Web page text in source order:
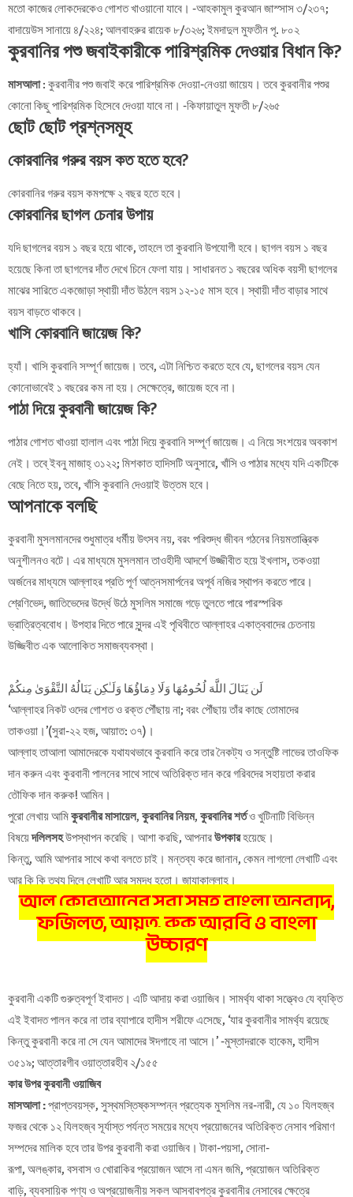
মতো কাজের লোকদেরকেও গোশত খাওয়ানো যাবে। -আহকামুল কুরআন জাস্সাস ৩/২৩৭;
বাদায়েউস সানায়ে ৪/২২৪; আলবাহরুর রায়েক ৮/৩২৬; ইমদাদুল মুফতীন পৃ. ৮০২
কুরবানির পশু জবাইকারীকে পারিশ্রমিক দেওয়ার বিধান কি?
মাসআলা: কুরবানীর পশু জবাই করে পারিশ্রমিক দেওয়া-নেওয়া জায়েয। তবে কুরবানীর পশুর
কোনো কিছু পারিশ্রমিক হিসেবে দেওয়া যাবে না। -কিফায়াতুল মুফতী ৮/২৬৫
ছোট ছোট প্রশ্নসমূহ
কোরবানির গরুর বয়স কত হতে হবে?
কোরবানির গরুর বয়স কমপক্ষে ২ বছর হতে হবে।
কোরবানির ছাগল চেনার উপায়
যদি ছাগলের বয়স ১ বছর হয়ে থাকে, তাহলে তা কুরবানি উপযোগী হবে। ছাগল বয়স ১ বছর
হয়েছে কিনা তা ছাগলের দাঁত দেখে চিনে ফেলা যায়। সাধারনত ১ বছরের অধিক বয়সী ছাগলের
মাঝের সারিতে একজোড়া স্থায়ী দাঁত উঠলে বয়স ১২-১৫ মাস হবে। স্থায়ী দাঁত বাড়ার সাথে
বয়স বাড়তে থাকবে।
খাসি কোরবানি জায়েজ কি?
হ্যাঁ। খাসি কুরবানি সম্পূর্ণ জায়েজ। তবে, এটা নিশ্চিত করতে হবে যে, ছাগলের বয়স যেন
কোনোভাবেই ১ বছরের কম না হয়। সেক্ষেত্রে, জায়েজ হবে না।
পাঠা দিয়ে কুরবানী জায়েজ কি?
পাঠার গোশত খাওয়া হালাল এবং পাঠা দিয়ে কুরবানি সম্পূর্ণ জায়েজ। এ নিয়ে সংশয়ের অবকাশ
নেই। তবে্‌ ইবনু মাজাহ্ ৩১২২; মিশকাত হাদিসটি অনুসারে, খাঁসি ও পাঠার মধ্যে যদি একটিকে
বেছে নিতে হয়, তবে, খাঁসি কুরবানি দেওয়াই উত্তম হবে।
আপনাকে বলছি
কুরবানী মুসলমানদের শুধুমাত্র ধর্মীয় উৎসব নয়, বরং পরিশুদ্ধ জীবন গঠনের নিয়মতান্ত্রিক
অনুশীলনও বটে। এর মাধ্যমে মুসলমান তাওহীদী আদর্শে উজ্জীবীত হয়ে ইখলাস, তকওয়া
অর্জনের মাধ্যমে আল্লাহর প্রতি পূর্ণ আত্নসমার্পনের অপূর্ব নজির স্থাপন করতে পারে।
শ্রেণিভেদ, জাতিভেদের উর্দ্ধে উঠে মুসলিম সমাজে গড়ে তুলতে পারে পারস্পরিক
ভ্রাত্রিত্ববোধ। উপহার দিতে পারে সুন্দর এই পৃথিবীতে আল্লাহর একাত্ববাদের চেতনায়
উজ্জিবীত এক আলোকিত সমাজব্যবস্থা।
لَن يَنَالَ اللَّهَ لُحُومُهَا وَلَا دِمَاؤُهَا وَلَـٰكِن يَنَالُهُ التَّقْوَىٰ مِنكُمْ
‘আল্লাহর নিকট ওদের গোশত ও রক্ত পৌঁছায় না; বরং পৌঁছায় তাঁর কাছে তোমাদের
তাকওয়া।’(সুরা-২২ হজ, আয়াত: ৩৭)।
আল্লাহ তাআলা আমাদেরকে যথাযথভাবে কুরবানি করে তার নৈকট্য ও সন্তুষ্টি লাভের তাওফিক
দান করুন এবং কুরবানী পালনের সাথে সাথে অতিরিক্ত দান করে গরিবদের সহায়তা করার
তৌফিক দান করুক! আমিন।
পুরো লেখায় আমিকুরবানীর মাসায়েল, কুরবানির নিয়ম, কুরবানির শর্তও খুটিনাটি বিভিন্ন
বিষয়েদলিলসহউপস্থাপন করেছি। আশা করছি, আপনারউপকারহয়েছে।
কিন্তু, আমি আপনার সাথে কথা বলতে চাই। মন্তব্য করে জানান, কেমন লাগলো লেখাটি এবং
আর কি কি তথ্য দিলে লেখাটি আর সমৃদ্ধ হতো। জাযাকাল্লাহ।
আল কোরআনের সূরা সমূহ বাংলা অনুবাদ,
ফজিলত, আয়ত, রুকু আরবি ও বাংলা
উচ্চারণ
কুরবানী একটি গুরুত্বপূর্ণ ইবাদত। এটি আদায় করা ওয়াজিব। সামর্থ্য থাকা সত্ত্বেও যে ব্যক্তি
এই ইবাদত পালন করে না তার ব্যাপারে হাদীস শরীফে এসেছে, ‘যার কুরবানীর সামর্থ্য রয়েছে
কিন্তু কুরবানী করে না সে যেন আমাদের ঈদগাহে না আসে।’ -মুস্তাদরাকে হাকেম, হাদীস
৩৫১৯; আত্তারগীব ওয়াত্তারহীব ২/১৫৫
কার উপর কুরবানী ওয়াজিব
মাসআলা :প্রাপ্তবয়স্ক, সুস্থমস্তিষ্কসম্পন্ন প্রত্যেক মুসলিম নর-নারী, যে ১০ যিলহজ্ব
ফজর থেকে ১২ যিলহজ্ব সূর্যাস্ত পর্যন্ত সময়ের মধ্যে প্রয়োজনের অতিরিক্ত নেসাব পরিমাণ
সম্পদের মালিক হবে তার উপর কুরবানী করা ওয়াজিব। টাকা-পয়সা, সোনা-
রূপা, অলঙ্কার, বসবাস ও খোরাকির প্রয়োজন আসে না এমন জমি, প্রয়োজন অতিরিক্ত
বাড়ি, ব্যবসায়িক পণ্য ও অপ্রয়োজনীয় সকল আসবাবপত্র কুরবানীর নেসাবের ক্ষেত্রে